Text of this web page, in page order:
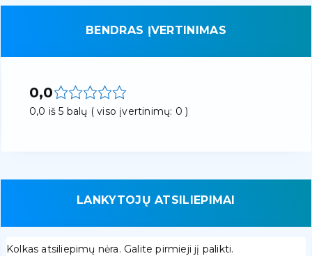
BENDRAS ĮVERTINIMAS
0,0
0,0 iš 5 balų ( viso įvertinimų: 0 )
LANKYTOJŲ ATSILIEPIMAI
Kolkas atsiliepimų nėra. Galite pirmieji jį palikti.